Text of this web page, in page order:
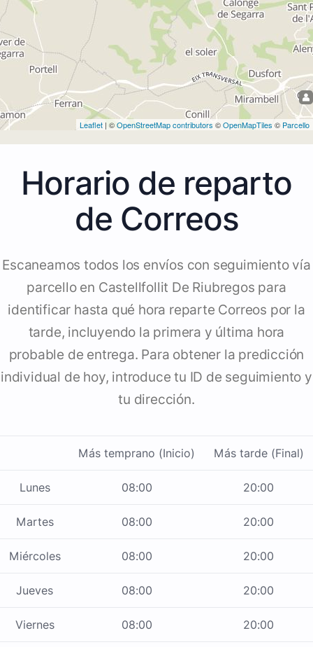
Leaflet | ©OpenStreetMap contributors ©OpenMapTiles © Parcello
Horario de reparto
de Correos
Escaneamos todos los envíos con seguimiento vía
parcello en Castellfollit De Riubregos para
identificar hasta qué hora reparte Correos por la
tarde, incluyendo la primera y última hora
probable de entrega. Para obtener la predicción
individual de hoy, introduce tu ID de seguimiento y
tu dirección.
Más temprano (Inicio) Más tarde (Final)
Lunes 08:00 20:00
Martes 08:00 20:00
Miércoles 08:00 20:00
Jueves 08:00 20:00
Viernes 08:00 20:00